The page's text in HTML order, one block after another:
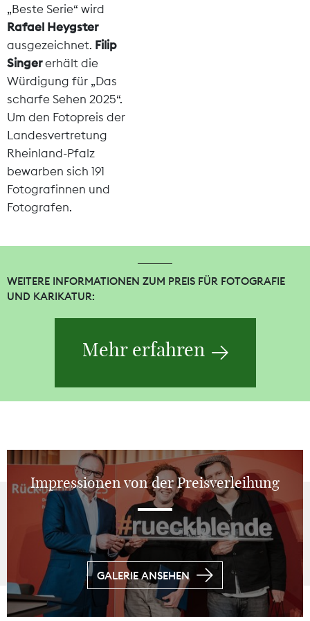
„Beste Serie“ wird
Rafael Heygster
ausgezeichnet. Filip
Singererhält die
Würdigung für „Das
scharfe Sehen 2025“.
Um den Fotopreis der
Landesvertretung
Rheinland-Pfalz
bewarben sich 191
Fotografinnen und
Fotografen.
WEITERE INFORMATIONEN ZUM PREIS FÜR FOTOGRAFIE
UND KARIKATUR:
Mehr erfahren
Impressionen von der Preisverleihung
GALERIE ANSEHEN